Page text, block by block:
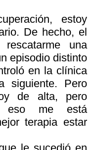
estoy
De hecho, el
una
episodio distinto
en la clínica
siguiente. Pero
de alta, pero
eso me está
terapia estar